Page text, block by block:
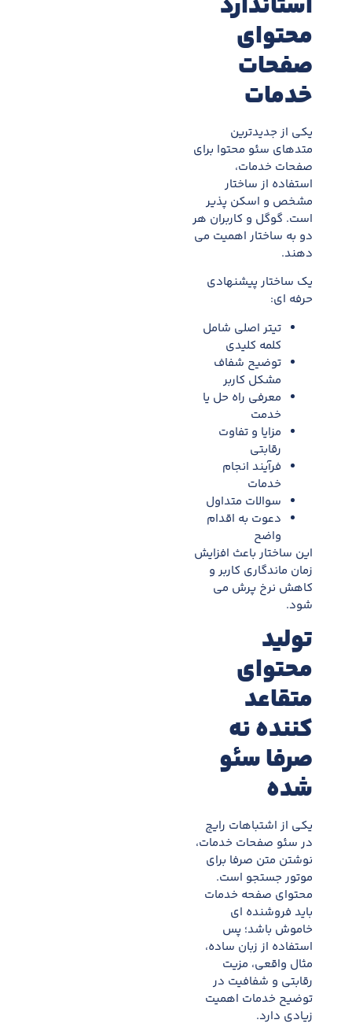
محتوای
صفحات
خدمات
یکی از جدیدترین
متدهای سئو محتوا برای
صفحات خدمات،
استفاده از ساختار
مشخص و اسکن پذیر
است. گوگل و کاربران هر
دو به ساختار اهمیت می
دهند.
یک ساختار پیشنهادی
حرفه ای:
تیتر اصلی شامل
کلمه کلیدی
توضیح شفاف
مشکل کاربر
معرفی راه حل یا
خدمت
مزایا و تفاوت
رقابتی
فرآیند انجام
خدمات
سوالات متداول
دعوت به اقدام
واضح
این ساختار باعث افزایش
زمان ماندگاری کاربر و
کاهش نرخ پرش می
شود.
تولید
محتوای
متقاعد
کننده نه
صرفا سئو
شده
یکی از اشتباهات رایج
در سئو صفحات خدمات،
نوشتن متن صرفا برای
موتور جستجو است.
محتوای صفحه خدمات
باید فروشنده ای
خاموش باشد؛ پس
استفاده از زبان ساده،
مثال واقعی، مزیت
رقابتی و شفافیت در
توضیح خدمات اهمیت
زیادی دارد.